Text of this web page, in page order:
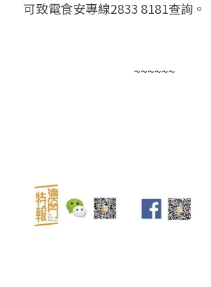
可致電食安專線2833 8181查詢。
~~~~~~